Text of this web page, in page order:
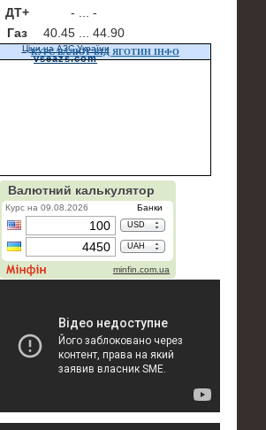
ДТ+
- ...
-
Газ
40.45 ... 44.90
Ціни на АЗС України
vseazs.com
КУРС ВАЛЮТ ВІД ЯГОТИН ІНФО